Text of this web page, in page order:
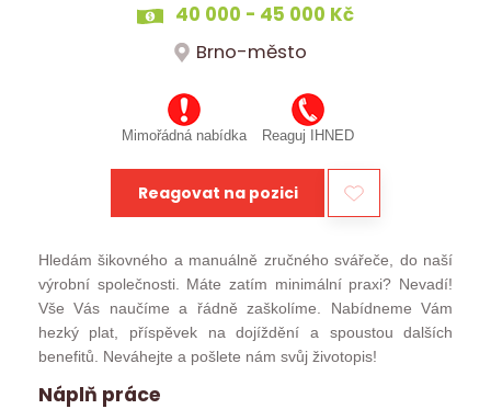
40 000 - 45 000 Kč
Brno-město
Mimořádná nabídka Reaguj IHNED
Reagovat na pozici
Hledám šikovného a manuálně zručného svářeče, do naší
výrobní společnosti. Máte zatím minimální praxi? Nevadí!
Vše Vás naučíme a řádně zaškolíme. Nabídneme Vám
hezký plat, příspěvek na dojíždění a spoustou dalších
benefitů. Neváhejte a pošlete nám svůj životopis!
Náplň práce